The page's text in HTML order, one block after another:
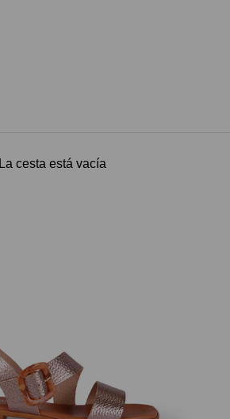
La cesta está vacía